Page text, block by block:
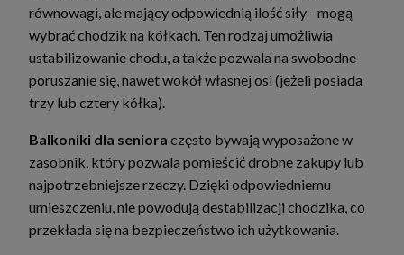
równowagi, ale mający odpowiednią ilość siły - mogą
wybrać chodzik na kółkach. Ten rodzaj umożliwia
ustabilizowanie chodu, a także pozwala na swobodne
poruszanie się, nawet wokół własnej osi (jeżeli posiada
trzy lub cztery kółka).
Balkoniki dla seniora często bywają wyposażone w
zasobnik, który pozwala pomieścić drobne zakupy lub
najpotrzebniejsze rzeczy. Dzięki odpowiedniemu
umieszczeniu, nie powodują destabilizacji chodzika, co
przekłada się na bezpieczeństwo ich użytkowania.